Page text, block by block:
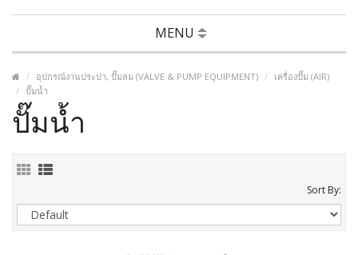
MENU
อุปกรณ์งานประปา, ปั๊มลม (VALVE & PUMP EQUIPMENT)
เครื่องปั๊ม (AIR)
ปั๊มน้ำ
ปั๊มน้ำ
Sort By: